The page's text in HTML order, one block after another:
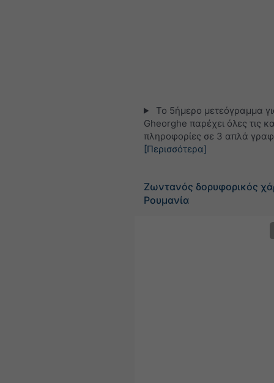
Το 5ήμερο μετεόγραμμα
Gheorghe παρέχει όλες τις
πληροφορίες σε 3 απλά
[Περισσότερα]
Ζωντανός δορυφορικός
Ρουμανία